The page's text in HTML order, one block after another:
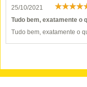
25/10/2021
Tudo bem, exatamente o
Tudo bem, exatamente o